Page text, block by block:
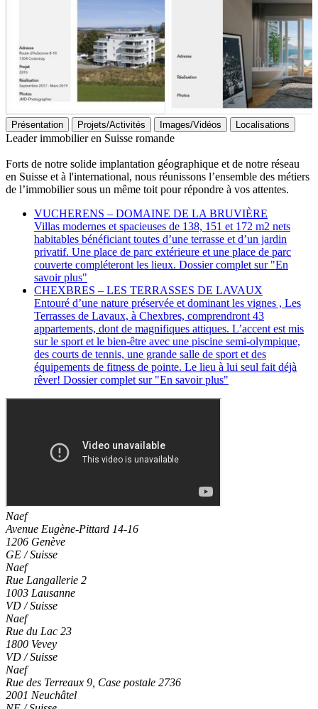
Présentation Projets/Activités Images/Vidéos Localisations
Leader immobilier en Suisse romande
Forts de notre solide implantation géographique et de notre réseau
en Suisse et à l'international, nous réunissons l’ensemble des métiers
de l’immobilier sous un même toit pour répondre à vos attentes.
VUCHERENS – DOMAINE DE LA BRUVIÈRE
Villas modernes et spacieuses de 138, 151 et 172 m2 nets
habitables bénéficiant toutes d’une terrasse et d’un jardin
privatif. Une place de parc extérieure et une place de parc
couverte compléteront les lieux. Dossier complet sur "En
savoir plus"
CHEXBRES – LES TERRASSES DE LAVAUX
Entouré d’une nature préservée et dominant les vignes , Les
Terrasses de Lavaux, à Chexbres, comprendront 43
appartements, dont de magnifiques attiques. L’accent est mis
sur le sport et le bien-être avec une piscine semi-olympique,
des courts de tennis, une grande salle de sport et des
équipements de fitness de pointe. Le lieu à lui seul fait déjà
rêver! Dossier complet sur "En savoir plus"
Naef
Avenue Eugène-Pittard 14-16
1206 Genève
GE / Suisse
Naef
Rue Langallerie 2
1003 Lausanne
VD / Suisse
Naef
Rue du Lac 23
1800 Vevey
VD / Suisse
Naef
Rue des Terreaux 9, Case postale 2736
2001 Neuchâtel